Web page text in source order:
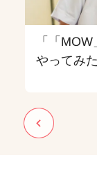
「「
やってみ